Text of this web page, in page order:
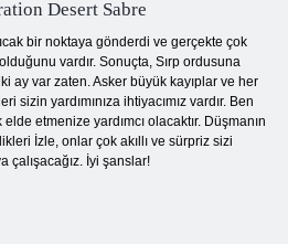
Desert Sabre
bir noktaya gönderdi ve gerçekte çok
vardır. Sonuçta, Sırp ordusuna
ay var zaten. Asker büyük kayıplar ve her
sizin yardımınıza ihtiyacımız vardır. Ben
etmenize yardımcı olacaktır. Düşmanın
İzle, onlar çok akıllı ve sürpriz sizi
çalışacağız. İyi şanslar!